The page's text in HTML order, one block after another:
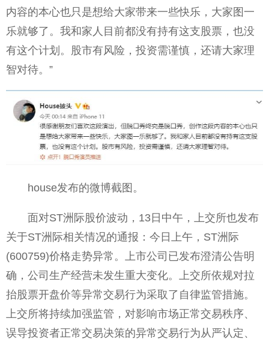
内容的本心也只是想给大家带来一些快乐，大家图一
乐就够了。我和家人目前都没有持有这支股票，也没
有这个计划。股市有风险，投资需谨慎，还请大家理
智对待。”
house发布的微博截图。
面对ST洲际股价波动，13日中午，上交所也发布
关于ST洲际相关情况的通报：今日上午，ST洲际
(600759)价格走势异常。上市公司已发布澄清公告明
确，公司生产经营未发生重大变化。上交所依规对拉
抬股票开盘价等异常交易行为采取了自律监管措施。
上交所将持续加强监管，对影响市场正常交易秩序、
误导投资者正常交易决策的异常交易行为从严认定、